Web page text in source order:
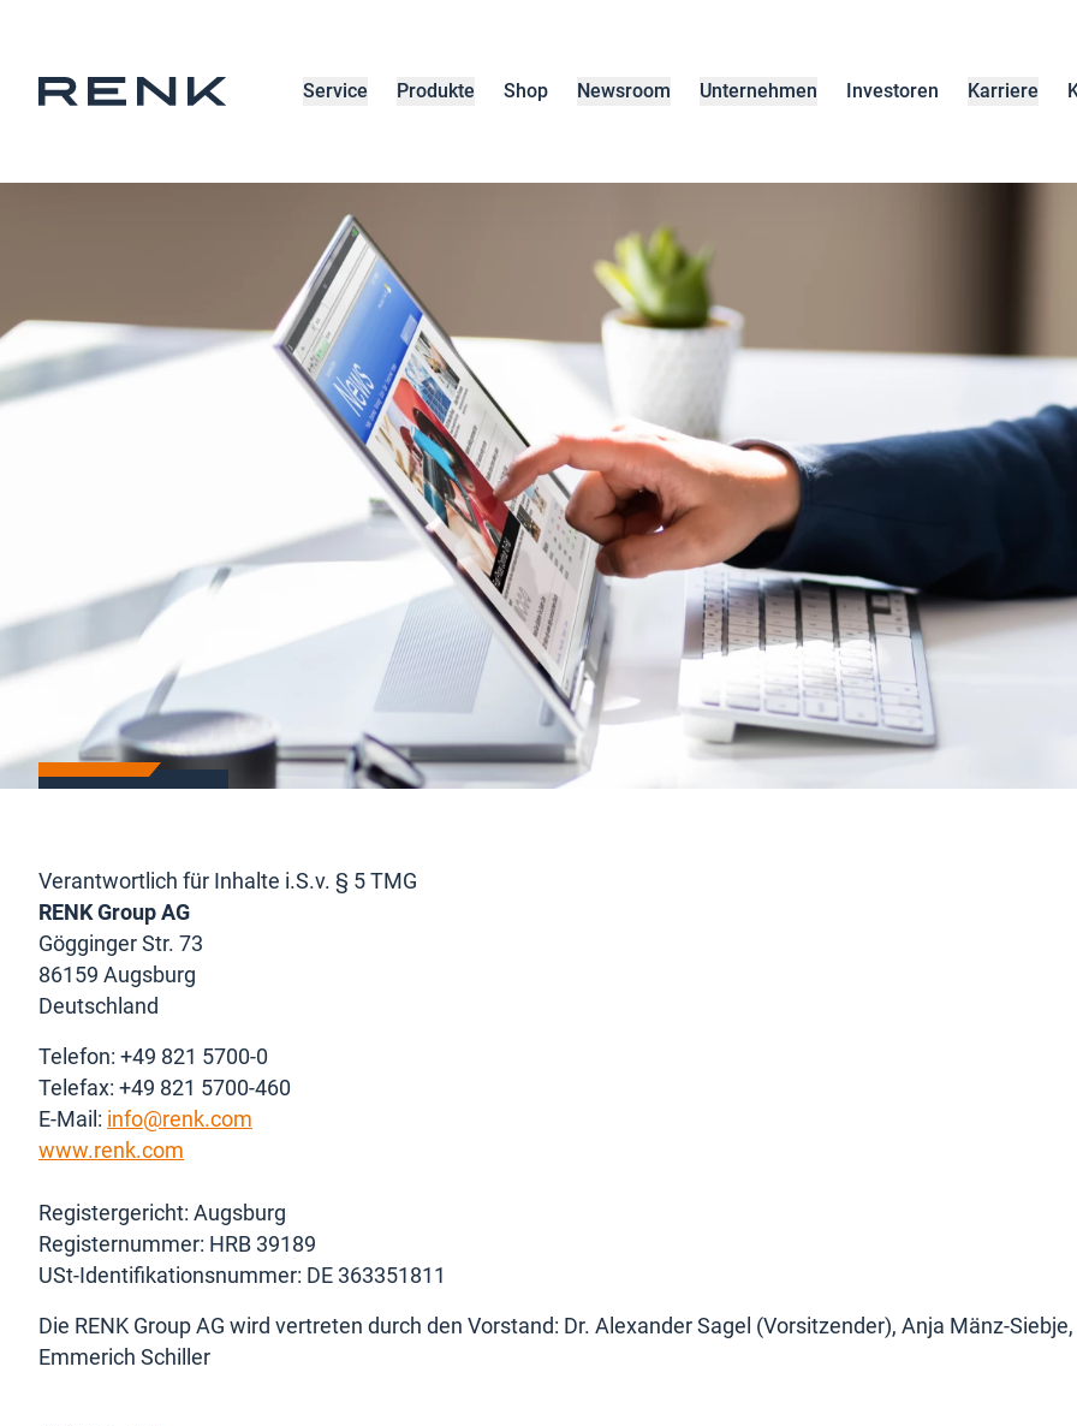
Service Produkte Shop Newsroom Unternehmen Investoren Karriere
Impressum
Verantwortlich für Inhalte i.S.v. § 5 TMG
RENK Group AG
Gögginger Str. 73
86159 Augsburg
Deutschland
Telefon: +49 821 5700-0
Telefax: +49 821 5700-460
E-Mail: info@renk.com
www.renk.com
Registergericht: Augsburg
Registernummer: HRB 39189
USt-Identifikationsnummer: DE 363351811
Die RENK Group AG wird vertreten durch den Vorstand: Dr. Alexander Sagel (Vorsitzender), Anja Mänz-Siebje,
Emmerich Schiller